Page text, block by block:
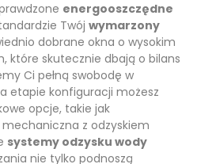
energooszczędne
Twój wymarzony
dobrane okna o wysokim
które skutecznie dbają o bilans
Ci pełną swobodę w
etapie konfiguracji możesz
opcje, takie jak
z odzyskiem
systemy odzysku wody
nie tylko podnoszą